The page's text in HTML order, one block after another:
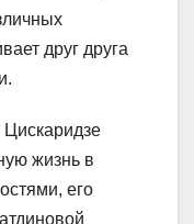
друг друга
жизнь в
его